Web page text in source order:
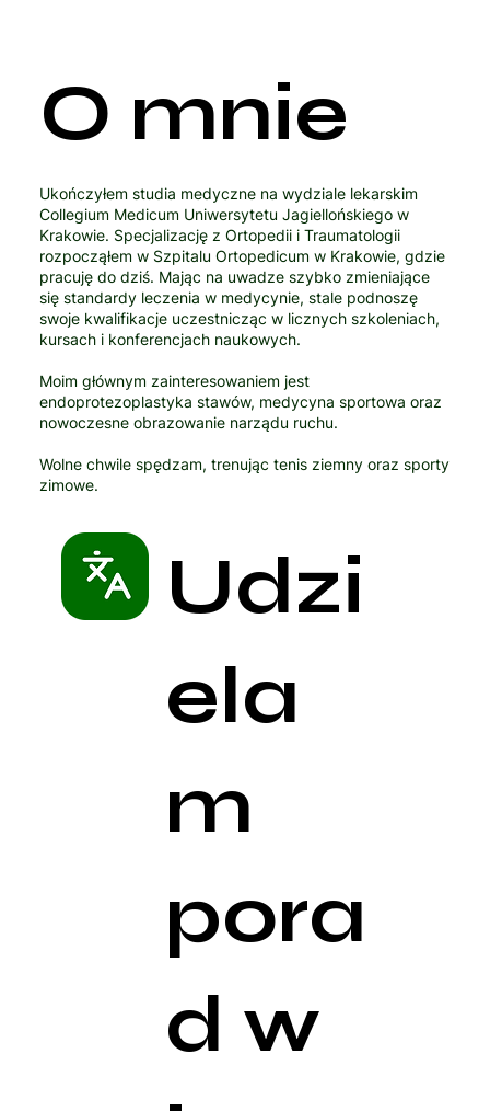
O mnie
Ukończyłem studia medyczne na wydziale lekarskim
Collegium Medicum Uniwersytetu Jagiellońskiego w
Krakowie. Specjalizację z Ortopedii i Traumatologii
rozpocząłem w Szpitalu Ortopedicum w Krakowie, gdzie
pracuję do dziś. Mając na uwadze szybko zmieniające
się standardy leczenia w medycynie, stale podnoszę
swoje kwalifikacje uczestnicząc w licznych szkoleniach,
kursach i konferencjach naukowych.
Moim głównym zainteresowaniem jest
endoprotezoplastyka stawów, medycyna sportowa oraz
nowoczesne obrazowanie narządu ruchu.
Wolne chwile spędzam, trenując tenis ziemny oraz sporty
zimowe.
Udzi
ela
m
pora
d w